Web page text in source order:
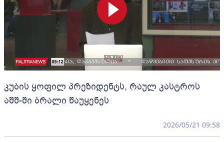
კუბის ყოფილ პრეზიდენტს, რაულ კასტროს
აშშ-ში ბრალი წაუყენეს
2026/05/21 09:58